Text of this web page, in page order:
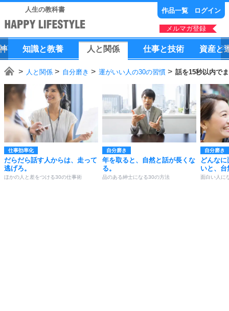
人生の教科書 作品一覧 ログイン
メルマガ登録
知識と教養 人 と 関係 仕事と技術 資産と
人と関係 自分磨き 運がいい人の30の習慣 話を15秒以内で
仕事効率化
だらだら話す人からは、走って
逃げろ。
ほかの人と差をつける30の仕事術
自分磨き
年を取ると、自然と話が長くな
る。
品のある紳士になる30の方法
自分磨き
どんな
いと、台
面白い人に